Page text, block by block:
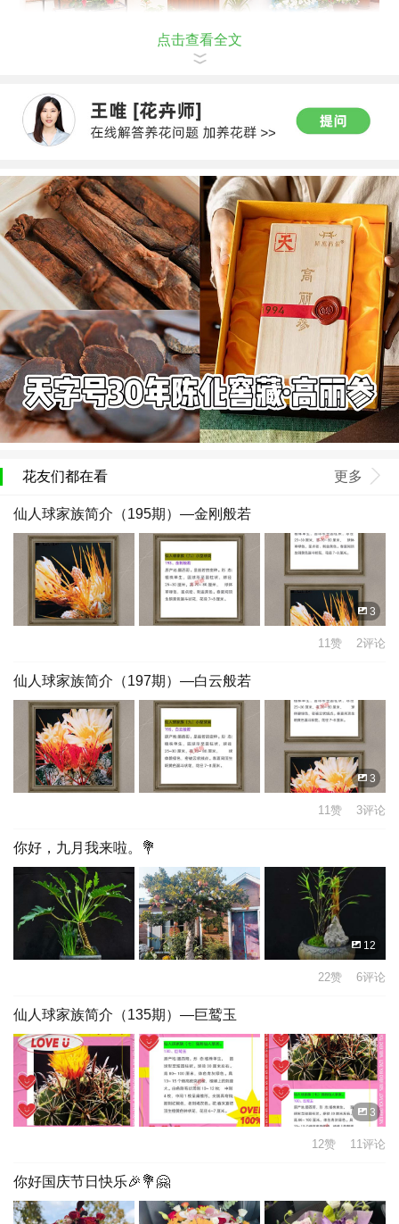
点击查看全文
花友们都在看 更多
仙人球家族简介（195期）—金刚般若
3
11赞 2评论
仙人球家族简介（197期）—白云般若
3
11赞 3评论
你好，九月我来啦。💐
12
22赞 6评论
仙人球家族简介（135期）—巨鹫玉
3
12赞 11评论
你好国庆节日快乐🎉💐🤗